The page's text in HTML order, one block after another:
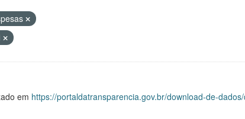
em https://portaldatransparencia.gov.br/download-de-